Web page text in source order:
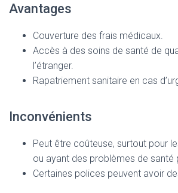
Avantages
Couverture des frais médicaux.
Accès à des soins de santé de
l’étranger.
Rapatriement sanitaire en cas
Inconvénients
Peut être coûteuse, surtout pour
ou ayant des problèmes de santé
Certaines polices peuvent avoir